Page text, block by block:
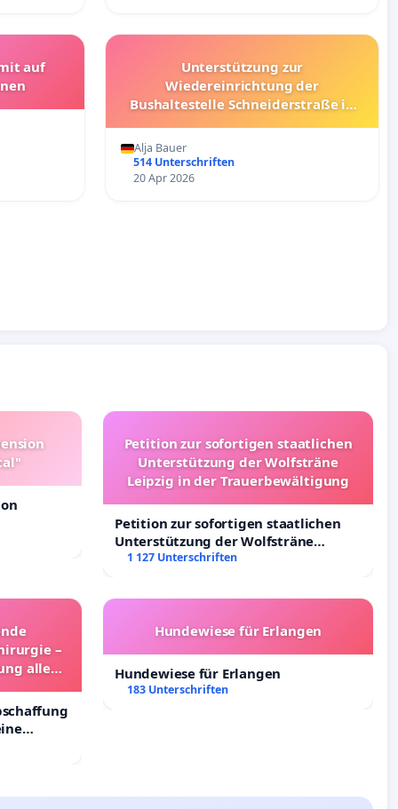
auf
Unterstützung zur
Wiedereinrichtung der
Bushaltestelle Schneiderstraße in
Alja Bauer
514 Unterschriften
20 Apr 2026
Petition zur sofortigen staatlichen
Unterstützung der Wolfsträne
Leipzig in der Trauerbewältigung
Petition zur sofortigen staatlichen
Unterstützung der Wolfsträne
Leipzig in der Trauerbewältigung
1 127 Unterschriften
–
aller
in
Hundewiese für Erlangen
Hundewiese für Erlangen
183 Unterschriften